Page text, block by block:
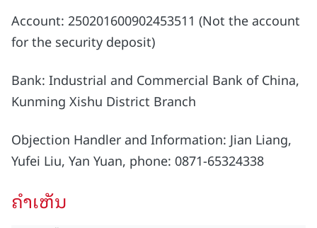
Account: 250201600902453511 (Not the account
for the security deposit)
Bank: Industrial and Commercial Bank of China,
Kunming Xishu District Branch
Objection Handler and Information: Jian Liang,
Yufei Liu, Yan Yuan, phone: 0871-65324338
ຄໍາເຫັນ